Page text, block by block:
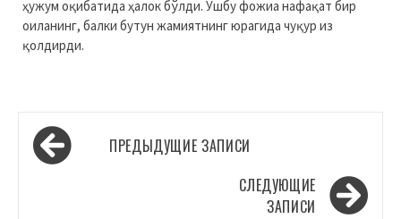
ҳужум оқибатида ҳалок бўлди. Ушбу фожиа нафақат бир
оиланинг, балки бутун жамиятнинг юрагида чуқур из
қолдирди.
Навигация
по
ПРЕДЫДУЩИЕ ЗАПИСИ
СЛЕДУЮЩИЕ
ЗАПИСИ